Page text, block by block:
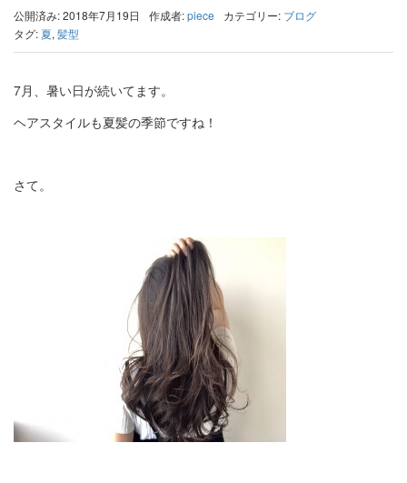
公開済み: 2018年7月19日 作成者:piece カテゴリー: ブログ
タグ: 夏, 髪型
7月、暑い日が続いてます。
ヘアスタイルも夏髪の季節ですね！
さて。